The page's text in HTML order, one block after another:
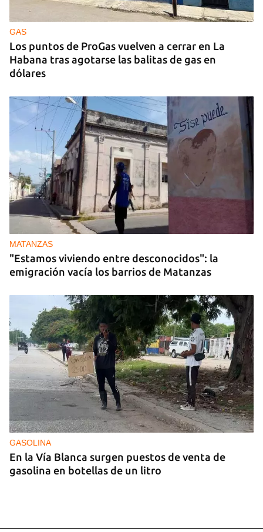
Ucrania ataca otro centro logístico del Amazon
ruso, esta vez en los Urales
GAS
Los puntos de ProGas vuelven a cerrar en La
Habana tras agotarse las balitas de gas en
dólares
MATANZAS
"Estamos viviendo entre desconocidos": la
emigración vacía los barrios de Matanzas
GASOLINA
En la Vía Blanca surgen puestos de venta de
gasolina en botellas de un litro